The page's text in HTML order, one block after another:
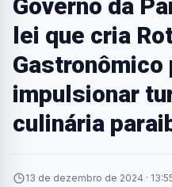
Governo da
lei que cria
Gastronômico
impulsionar
culinária
13 de dezembro de 2024 ·